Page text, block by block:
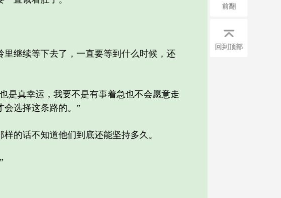
继续等下去了，一直要等到什么时候，还
真幸运，我要不是有事着急也不会愿意走
选择这条路的。”
的话不知道他们到底还能坚持多久。
前翻
回到顶部